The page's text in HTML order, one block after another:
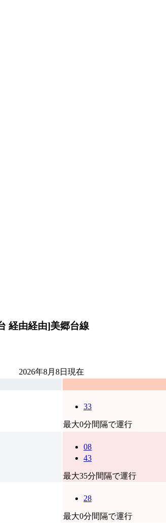
経由経由]美郷台線
2026年8月8日 現在
33
最大0分間隔で運行
08
43
最大35分間隔で運行
28
最大0分間隔で運行